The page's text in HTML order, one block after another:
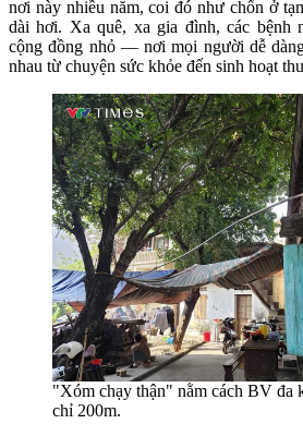
nơi này nhiều năm, coi đó như chốn ở
dài hơi. Xa quê, xa gia đình, các bệnh
cộng đồng nhỏ — nơi mọi người dễ
nhau từ chuyện sức khỏe đến sinh hoạt
"Xóm chạy thận" nằm cách BV đa
chỉ 200m.